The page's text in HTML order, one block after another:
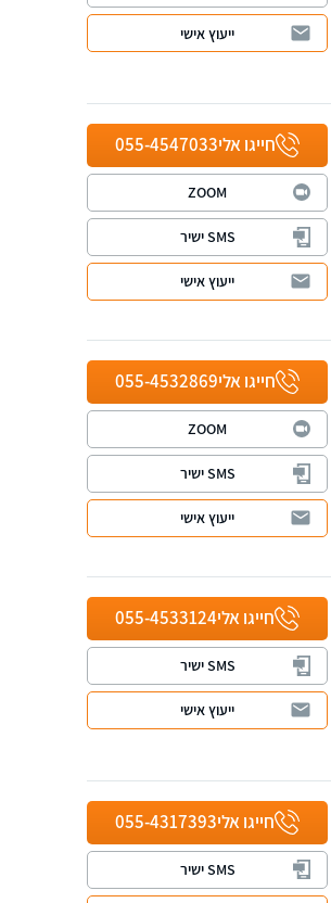
ייעוץ אישי
חייגו אלי055-4547033
ZOOM
SMS ישיר
ייעוץ אישי
חייגו אלי055-4532869
ZOOM
SMS ישיר
ייעוץ אישי
חייגו אלי055-4533124
SMS ישיר
ייעוץ אישי
חייגו אלי055-4317393
SMS ישיר